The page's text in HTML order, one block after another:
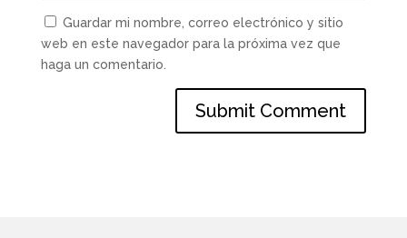
Guardar mi nombre, correo electrónico y sitio
web en este navegador para la próxima vez que
haga un comentario.